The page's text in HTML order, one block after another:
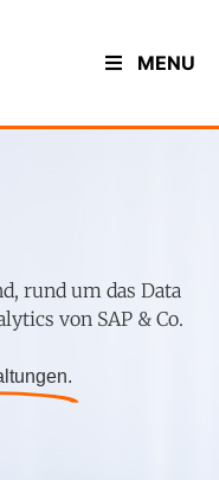
MENU
rund um das Data
von SAP & Co.